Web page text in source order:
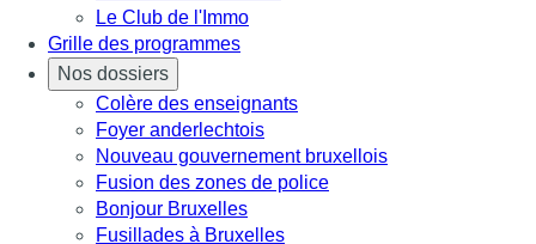
Le Club de l'Immo
Grille des programmes
Nos dossiers
Colère des enseignants
Foyer anderlechtois
Nouveau gouvernement bruxellois
Fusion des zones de police
Bonjour Bruxelles
Fusillades à Bruxelles